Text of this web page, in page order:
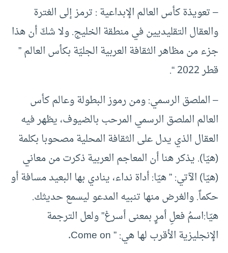
– تعويذة كأس العالم الإبداعية : ترمز إلى الغترة
والعقال التقليديين في منطقة الخليج. ولا شكّ أن هذا
جزء من مظاهر الثقافة العربية الجليّة بكأس العالم ”
قطر 2022 “.
– الملصق الرسمي: ومن رموز البطولة وعالم كأس
العالم الملصق الرسمي المرحب بالضيوف، يظهر فيه
العقال الذي يدل على الثقافة المحلية مصحوبا بكلمة
(هيّا). يذكر هنا أن المعاجم العربية ذكرت من معاني
(هيّا) الآتي: ” هيّا: أداة نداء، ينادي بها البعيد مسافة أو
حكماً. والغرض منها تنبيه المدعو ليسمع حديثك.
هيّا:اسمُ فعلِ أمرٍ بمعنى أسرعْ” ولعل الترجمة
الإنجليزية الأقرب لها هي: ” Come on.